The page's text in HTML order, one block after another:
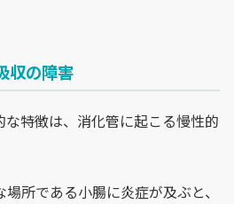
収の障害
な特徴は、消化管に起こる慢性的
所である小腸に炎症が及ぶと、